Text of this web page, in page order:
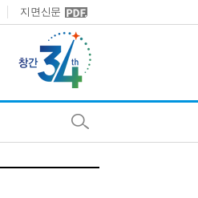
지면신문